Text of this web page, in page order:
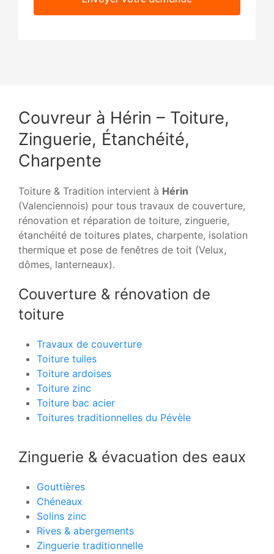
Couvreur à Hérin – Toiture,
Zinguerie, Étanchéité,
Charpente
Toiture & Tradition intervient à Hérin
(Valenciennois) pour tous travaux de couverture,
rénovation et réparation de toiture, zinguerie,
étanchéité de toitures plates, charpente, isolation
thermique et pose de fenêtres de toit (Velux,
dômes, lanterneaux).
Couverture & rénovation de
toiture
Travaux de couverture
Toiture tuiles
Toiture ardoises
Toiture zinc
Toiture bac acier
Toitures traditionnelles du Pévèle
Zinguerie & évacuation des eaux
Gouttières
Chéneaux
Solins zinc
Rives & abergements
Zinguerie traditionnelle